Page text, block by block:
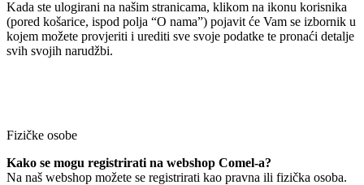
Kada ste ulogirani na našim stranicama, klikom na ikonu korisnika
(pored košarice, ispod polja “O nama”) pojavit će Vam se izbornik u
kojem možete provjeriti i urediti sve svoje podatke te pronaći detalje
svih svojih narudžbi.
Fizičke osobe
Kako se mogu registrirati na webshop Comel-a?
Na naš webshop možete se registrirati kao pravna ili fizička osoba.